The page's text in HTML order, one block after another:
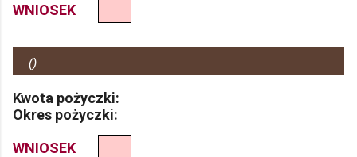
WNIOSEK
()
Kwota pożyczki:
Okres pożyczki:
WNIOSEK